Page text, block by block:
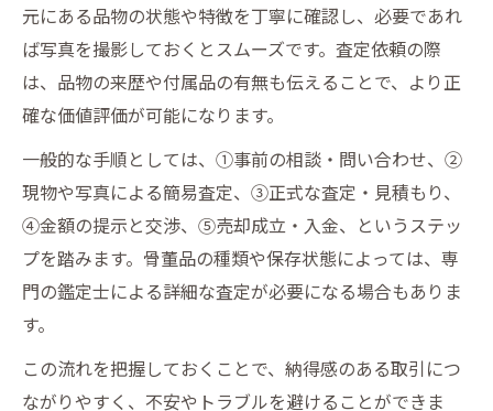
元にある品物の状態や特徴を丁寧に確認し、必要であれ
ば写真を撮影しておくとスムーズです。査定依頼の際
は、品物の来歴や付属品の有無も伝えることで、より正
確な価値評価が可能になります。
一般的な手順としては、①事前の相談・問い合わせ、②
現物や写真による簡易査定、③正式な査定・見積もり、
④金額の提示と交渉、⑤売却成立・入金、というステッ
プを踏みます。骨董品の種類や保存状態によっては、専
門の鑑定士による詳細な査定が必要になる場合もありま
す。
この流れを把握しておくことで、納得感のある取引につ
ながりやすく、不安やトラブルを避けることができま